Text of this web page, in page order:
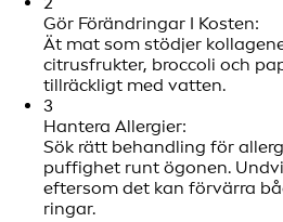
Gör Förändringar I Kosten:
Ät mat som stödjer
citrusfrukter, broccoli och
tillräckligt med vatten.
3
Hantera Allergier:
Sök rätt behandling för
puffighet runt ögonen.
eftersom det kan förvärra
ringar.